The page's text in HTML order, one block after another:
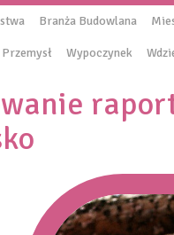
Branża Budowlana
Przemysł Wypoczynek